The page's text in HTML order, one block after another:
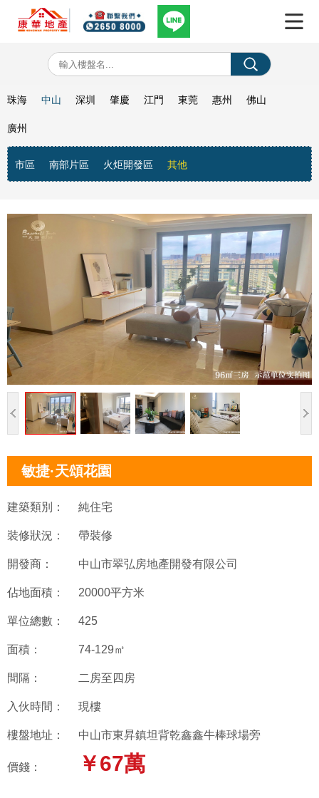
珠海 中山
市區 南部片區 火炬開發區 其他
深圳 肇慶 江門 東莞 惠州 佛山
廣州
敏捷·天頌花園
建築類別： 純住宅
裝修狀況： 帶裝修
開發商： 中山市翠弘房地產開發有限公司
佔地面積： 20000平方米
單位總數： 425
面積： 74-129㎡
間隔： 二房至四房
入伙時間： 現樓
樓盤地址： 中山市東昇鎮坦背乾鑫鑫牛棒球場旁
價錢： ￥67萬